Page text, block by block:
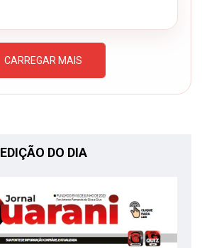
CARREGAR MAIS
EDIÇÃO DO DIA